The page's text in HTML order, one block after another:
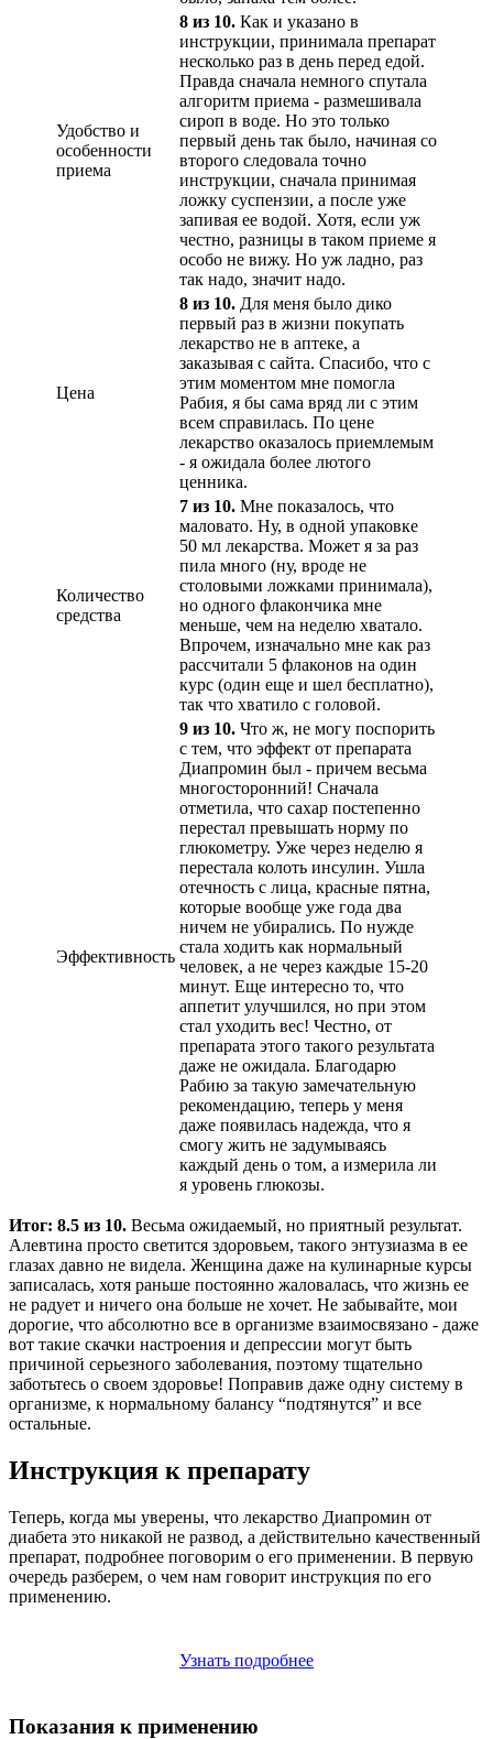
Удобство и
особенности
приема
8 из 10. Как и указано в
инструкции, принимала препарат
несколько раз в день перед едой.
Правда сначала немного спутала
алгоритм приема - размешивала
сироп в воде. Но это только
первый день так было, начиная со
второго следовала точно
инструкции, сначала принимая
ложку суспензии, а после уже
запивая ее водой. Хотя, если уж
честно, разницы в таком приеме я
особо не вижу. Но уж ладно, раз
так надо, значит надо.
Цена
8 из 10. Для меня было дико
первый раз в жизни покупать
лекарство не в аптеке, а
заказывая с сайта. Спасибо, что с
этим моментом мне помогла
Рабия, я бы сама вряд ли с этим
всем справилась. По цене
лекарство оказалось приемлемым
- я ожидала более лютого
ценника.
Количество
средства
7 из 10. Мне показалось, что
маловато. Ну, в одной упаковке
50 мл лекарства. Может я за раз
пила много (ну, вроде не
столовыми ложками принимала),
но одного флакончика мне
меньше, чем на неделю хватало.
Впрочем, изначально мне как раз
рассчитали 5 флаконов на один
курс (один еще и шел бесплатно),
так что хватило с головой.
Эффективность
9 из 10. Что ж, не могу поспорить
с тем, что эффект от препарата
Диапромин был - причем весьма
многосторонний! Сначала
отметила, что сахар постепенно
перестал превышать норму по
глюкометру. Уже через неделю я
перестала колоть инсулин. Ушла
отечность с лица, красные пятна,
которые вообще уже года два
ничем не убирались. По нужде
стала ходить как нормальный
человек, а не через каждые 15-20
минут. Еще интересно то, что
аппетит улучшился, но при этом
стал уходить вес! Честно, от
препарата этого такого результата
даже не ожидала. Благодарю
Рабию за такую замечательную
рекомендацию, теперь у меня
даже появилась надежда, что я
смогу жить не задумываясь
каждый день о том, а измерила ли
я уровень глюкозы.
Итог: 8.5 из 10. Весьма ожидаемый, но приятный результат.
Алевтина просто светится здоровьем, такого энтузиазма в ее
глазах давно не видела. Женщина даже на кулинарные курсы
записалась, хотя раньше постоянно жаловалась, что жизнь ее
не радует и ничего она больше не хочет. Не забывайте, мои
дорогие, что абсолютно все в организме взаимосвязано - даже
вот такие скачки настроения и депрессии могут быть
причиной серьезного заболевания, поэтому тщательно
заботьтесь о своем здоровье! Поправив даже одну систему в
организме, к нормальному балансу “подтянутся” и все
остальные.
Инструкция к препарату
Теперь, когда мы уверены, что лекарство Диапромин от
диабета это никакой не развод, а действительно качественный
препарат, подробнее поговорим о его применении. В первую
очередь разберем, о чем нам говорит инструкция по его
применению.
Узнать подробнее
Показания к применению